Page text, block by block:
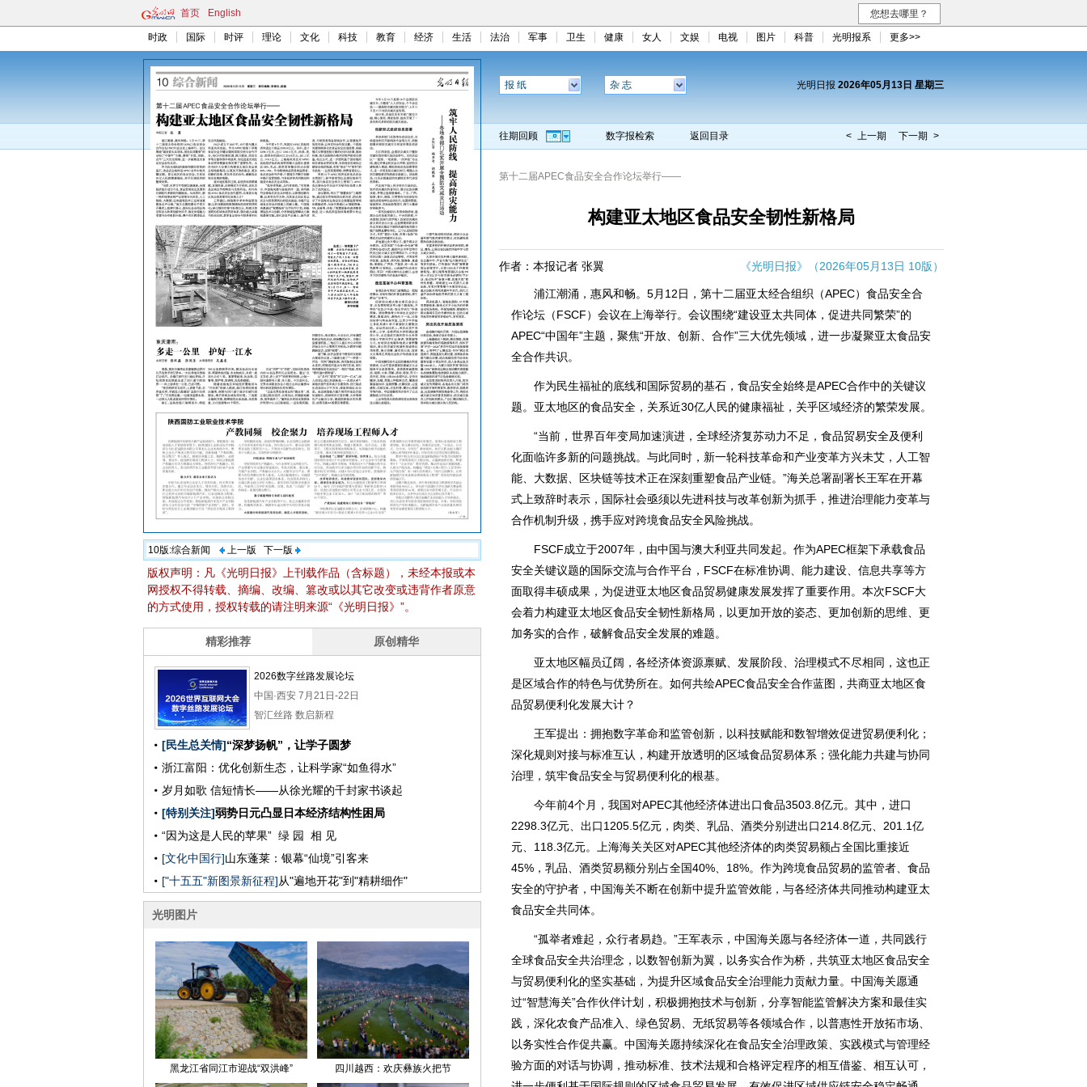
首页 English 您想去哪里？
时政 国际 时评 理论 文化 科技 教育 经济 生活 法治 军事 卫生 健康 女人 文娱 电视 图片 科普 光明报系 更多>>
10版:综合新闻 上一版 下一版
版权声明：凡《光明日报》上刊载作品（含标题），未经本报或本
网授权不得转载、摘编、改编、篡改或以其它改变或违背作者原意
的方式使用，授权转载的请注明来源“《光明日报》”。
报 纸 杂 志 光明日报 2026年05月13日 星期三
往期回顾 数字报检索 返回目录 < 上一期 下一期 >
第十二届APEC食品安全合作论坛举行——
构建亚太地区食品安全韧性新格局
作者：本报记者 张翼 《光明日报》（2026年05月13日 10版）
浦江潮涌，惠风和畅。5月12日，第十二届亚太经合组织（APEC）食品安全合
作论坛（FSCF）会议在上海举行。会议围绕“建设亚太共同体，促进共同繁荣”的
APEC“中国年”主题，聚焦“开放、创新、合作”三大优先领域，进一步凝聚亚太食品安
全合作共识。
作为民生福祉的底线和国际贸易的基石，食品安全始终是APEC合作中的关键议
题。亚太地区的食品安全，关系近30亿人民的健康福祉，关乎区域经济的繁荣发展。
“当前，世界百年变局加速演进，全球经济复苏动力不足，食品贸易安全及便利
化面临许多新的问题挑战。与此同时，新一轮科技革命和产业变革方兴未艾，人工智
能、大数据、区块链等技术正在深刻重塑食品产业链。”海关总署副署长王军在开幕
式上致辞时表示，国际社会亟须以先进科技与改革创新为抓手，推进治理能力变革与
合作机制升级，携手应对跨境食品安全风险挑战。
FSCF成立于2007年，由中国与澳大利亚共同发起。作为APEC框架下承载食品
安全关键议题的国际交流与合作平台，FSCF在标准协调、能力建设、信息共享等方
面取得丰硕成果，为促进亚太地区食品贸易健康发展发挥了重要作用。本次FSCF大
会着力构建亚太地区食品安全韧性新格局，以更加开放的姿态、更加创新的思维、更
加务实的合作，破解食品安全发展的难题。
亚太地区幅员辽阔，各经济体资源禀赋、发展阶段、治理模式不尽相同，这也正
是区域合作的特色与优势所在。如何共绘APEC食品安全合作蓝图，共商亚太地区食
品贸易便利化发展大计？
王军提出：拥抱数字革命和监管创新，以科技赋能和数智增效促进贸易便利化；
深化规则对接与标准互认，构建开放透明的区域食品贸易体系；强化能力共建与协同
治理，筑牢食品安全与贸易便利化的根基。
今年前4个月，我国对APEC其他经济体进出口食品3503.8亿元。其中，进口
2298.3亿元、出口1205.5亿元，肉类、乳品、酒类分别进出口214.8亿元、201.1亿
元、118.3亿元。上海海关关区对APEC其他经济体的肉类贸易额占全国比重接近
45%，乳品、酒类贸易额分别占全国40%、18%。作为跨境食品贸易的监管者、食品
安全的守护者，中国海关不断在创新中提升监管效能，与各经济体共同推动构建亚太
食品安全共同体。
“孤举者难起，众行者易趋。”王军表示，中国海关愿与各经济体一道，共同践行
全球食品安全共治理念，以数智创新为翼，以务实合作为桥，共筑亚太地区食品安全
与贸易便利化的坚实基础，为提升区域食品安全治理能力贡献力量。中国海关愿通
过“智慧海关”合作伙伴计划，积极拥抱技术与创新，分享智能监管解决方案和最佳实
践，深化农食产品准入、绿色贸易、无纸贸易等各领域合作，以普惠性开放拓市场、
以务实性合作促共赢。中国海关愿持续深化在食品安全治理政策、实践模式与管理经
验方面的对话与协调，推动标准、技术法规和合格评定程序的相互借鉴、相互认可，